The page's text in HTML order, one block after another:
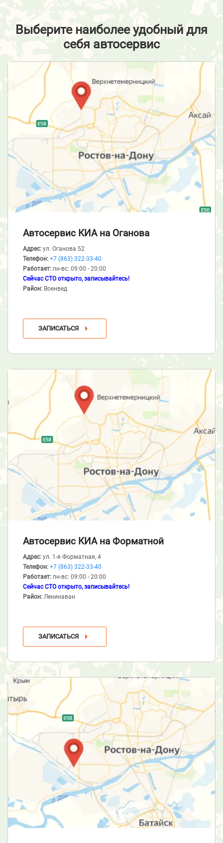
Выберите наиболее удобный для
себя автосервис
Автосервис КИА на Оганова
Адрес: ул. Оганова 52
Телефон: +7 (863) 322-33-40
Работает: пн-вс: 09:00 - 20:00
Сейчас СТО открыто, записывайтесь!
Район: Военвед
ЗАПИСАТЬСЯ
Автосервис КИА на Форматной
Адрес: ул. 1-я Форматная, 4
Телефон: +7 (863) 322-33-40
Работает: пн-вс: 09:00 - 20:00
Сейчас СТО открыто, записывайтесь!
Район: Ленинаван
ЗАПИСАТЬСЯ